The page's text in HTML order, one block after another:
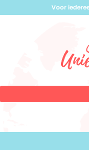
Voor